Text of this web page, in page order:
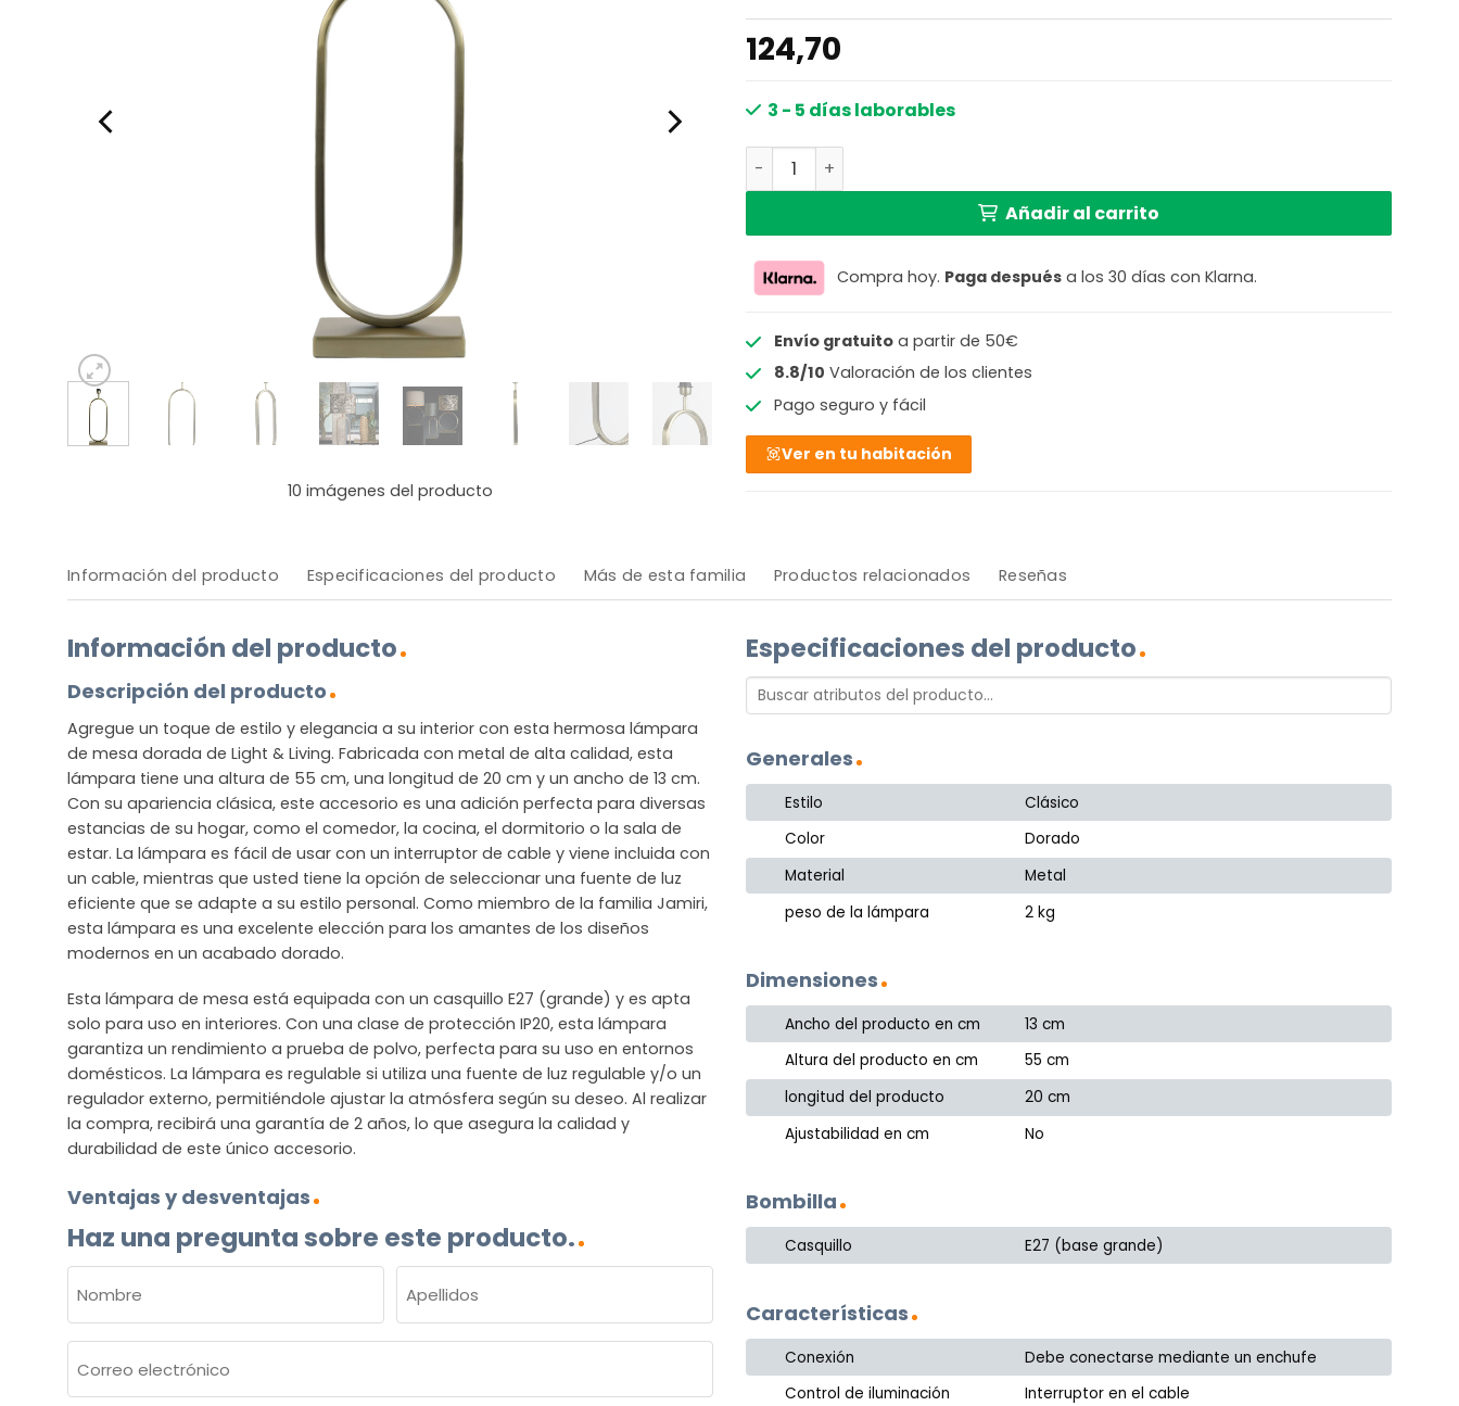
10 imágenes del producto
124,70
3 - 5 días laborables
Moderno pie de lámpara de oro metálico Light & Living Jamiri cantidad
Añadir al carrito
Compra hoy. Paga después a los 30 días con Klarna.
Envío gratuitoa partir de 50€
8.8/10 Valoración de los clientes
Pago seguro y fácil
Ver en tu habitación
Información del producto Especificaciones del producto Más de esta familia Productos relacionados Reseñas
Información del producto
Descripción del producto
Agregue un toque de estilo y elegancia a su interior con esta hermosa lámpara
de mesa dorada de Light & Living. Fabricada con metal de alta calidad, esta
lámpara tiene una altura de 55 cm, una longitud de 20 cm y un ancho de 13 cm.
Con su apariencia clásica, este accesorio es una adición perfecta para diversas
estancias de su hogar, como el comedor, la cocina, el dormitorio o la sala de
estar. La lámpara es fácil de usar con un interruptor de cable y viene incluida con
un cable, mientras que usted tiene la opción de seleccionar una fuente de luz
eficiente que se adapte a su estilo personal. Como miembro de la familia Jamiri,
esta lámpara es una excelente elección para los amantes de los diseños
modernos en un acabado dorado.
Esta lámpara de mesa está equipada con un casquillo E27 (grande) y es apta
solo para uso en interiores. Con una clase de protección IP20, esta lámpara
garantiza un rendimiento a prueba de polvo, perfecta para su uso en entornos
domésticos. La lámpara es regulable si utiliza una fuente de luz regulable y/o un
regulador externo, permitiéndole ajustar la atmósfera según su deseo. Al realizar
la compra, recibirá una garantía de 2 años, lo que asegura la calidad y
durabilidad de este único accesorio.
Ventajas y desventajas
Haz una pregunta sobre este producto.
(OBLIGATORIO)
Nombre Apellidos
electrónico
Especificaciones del producto
Generales
Estilo
Clásico
Color
Dorado
Material
Metal
peso de la lámpara
2 kg
Dimensiones
Ancho del producto en cm
13 cm
Altura del producto en cm
55 cm
longitud del producto
20 cm
Ajustabilidad en cm
No
Bombilla
Casquillo E27 (base grande)
Características
Conexión
Debe conectarse mediante un enchufe
Control de iluminación
Interruptor en el cable